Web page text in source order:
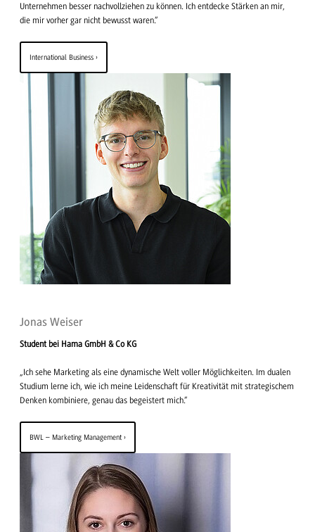
Unternehmen besser nachvollziehen zu können. Ich entdecke Stärken an mir,
die mir vorher gar nicht bewusst waren.“
International Business
Jonas Weiser
Student bei Hama GmbH & Co KG
„Ich sehe Marketing als eine dynamische Welt voller Möglichkeiten. Im dualen
Studium lerne ich, wie ich meine Leidenschaft für Kreativität mit strategischem
Denken kombiniere, genau das begeistert mich.“
BWL – Marketing Management